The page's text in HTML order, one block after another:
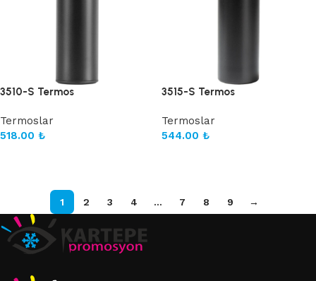
3510-S Termos
Termoslar
518.00 ₺
3515-S Termos
Termoslar
544.00 ₺
1 2 3 4 … 7 8 9 →